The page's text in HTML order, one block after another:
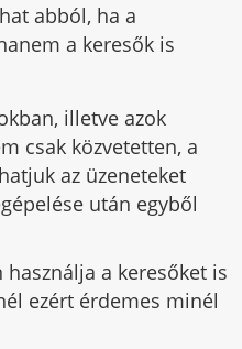
abból, ha a
a keresők is
illetve azok
csak közvetetten, a
az üzeneteket
után egyből
a keresőket is
ezért érdemes minél